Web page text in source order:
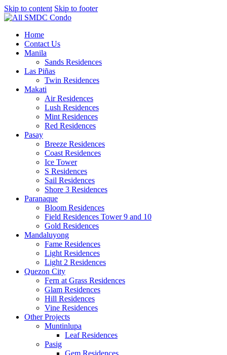
Skip to content Skip to footer
Home
Contact Us
Manila
Sands Residences
Las Piñas
Twin Residences
Makati
Air Residences
Lush Residences
Mint Residences
Red Residences
Pasay
Breeze Residences
Coast Residences
Ice Tower
S Residences
Sail Residences
Shore 3 Residences
Paranaque
Bloom Residences
Field Residences Tower 9 and 10
Gold Residences
Mandaluyong
Fame Residences
Light Residences
Light 2 Residences
Quezon City
Fern at Grass Residences
Glam Residences
Hill Residences
Vine Residences
Other Projects
Muntinlupa
Leaf Residences
Pasig
Gem Residences